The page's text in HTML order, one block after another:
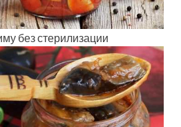
без стерилизации